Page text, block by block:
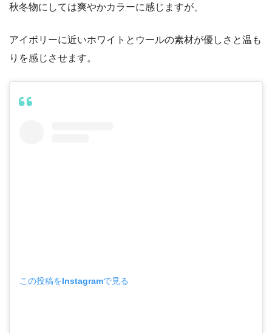
秋冬物にしては爽やかカラーに感じますが、
アイボリーに近いホワイトとウールの素材が優しさと温も
りを感じさせます。
この投稿をInstagramで見る